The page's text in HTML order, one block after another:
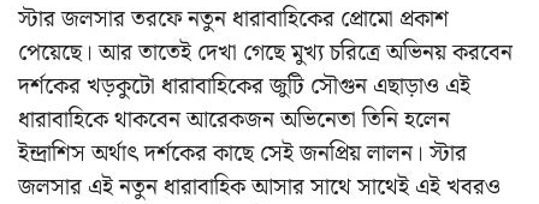
স্টার জলসার তরফে নতুন ধারাবাহিকের প্রোমো প্রকাশ
পেয়েছে। আর তাতেই দেখা গেছে মুখ্য চরিত্রে অভিনয় করবেন
দর্শকের খড়কুটো ধারাবাহিকের জুটি সৌগুন এছাড়াও এই
ধারাবাহিকে থাকবেন আরেকজন অভিনেতা তিনি হলেন
ইন্দ্রাশিস অর্থাৎ দর্শকের কাছে সেই জনপ্রিয় লালন। স্টার
জলসার এই নতুন ধারাবাহিক আসার সাথে সাথেই এই খবরও